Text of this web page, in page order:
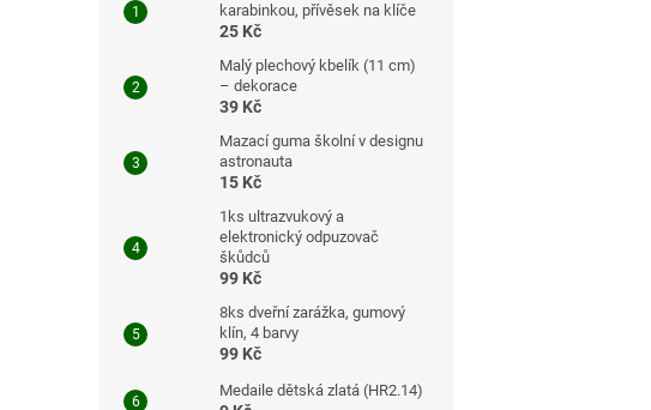
karabinkou, přívěsek na klíče
25 Kč
Malý plechový kbelík (11 cm)
– dekorace
39 Kč
Mazací guma školní v designu
astronauta
15 Kč
1ks ultrazvukový a
elektronický odpuzovač
škůdců
99 Kč
8ks dveřní zarážka, gumový
klín, 4 barvy
99 Kč
Medaile dětská zlatá (HR2.14)